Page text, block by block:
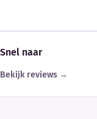
Snel naar
Bekijk reviews →